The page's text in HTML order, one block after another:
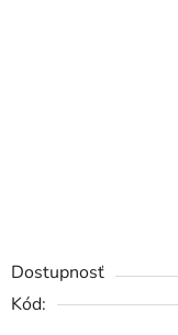
Dostupnosť
Kód: